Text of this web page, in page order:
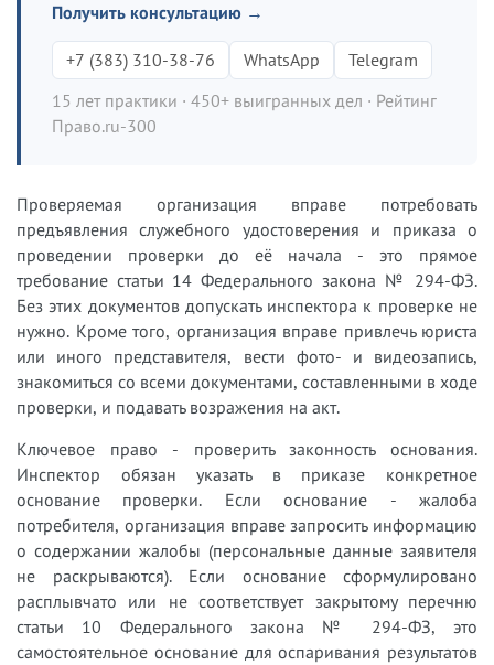
Получить консультацию →
+7 (383) 310-38-76 WhatsApp
Telegram
15 лет практики · 450+ выигранных дел · Рейтинг
Право.ru-300
Проверяемая организация вправе потребовать
предъявления служебного удостоверения и приказа о
проведении проверки до её начала - это прямое
требование статьи 14 Федерального закона № 294-ФЗ.
Без этих документов допускать инспектора к проверке не
нужно. Кроме того, организация вправе привлечь юриста
или иного представителя, вести фото- и видеозапись,
знакомиться со всеми документами, составленными в ходе
проверки, и подавать возражения на акт.
Ключевое право - проверить законность основания.
Инспектор обязан указать в приказе конкретное
основание проверки. Если основание - жалоба
потребителя, организация вправе запросить информацию
о содержании жалобы (персональные данные заявителя
не раскрываются). Если основание сформулировано
расплывчато или не соответствует закрытому перечню
статьи 10 Федерального закона № 294-ФЗ, это
самостоятельное основание для оспаривания результатов